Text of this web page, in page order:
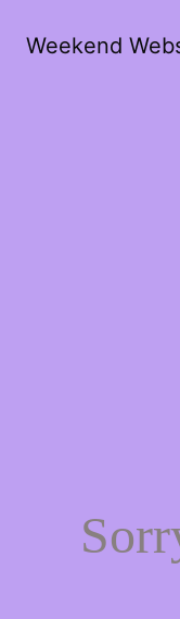
Weekend